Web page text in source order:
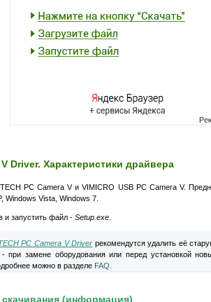
Driver. Характеристики драйвера
PC Camera V иVIMICRO USB PC Camera V.
Windows Vista, Windows 7.
и запустить файл - Setup.exe
PC Camera V Driver рекомендутся удалить её
при замене оборудования или перед установкой
можно в разделе FAQ.
(информация)